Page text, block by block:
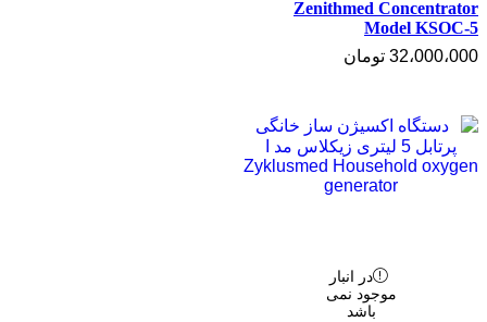
Zenithmed Concentrator
Model KSOC-5
32،000،000 تومان
در انبار
موجود نمی
باشد